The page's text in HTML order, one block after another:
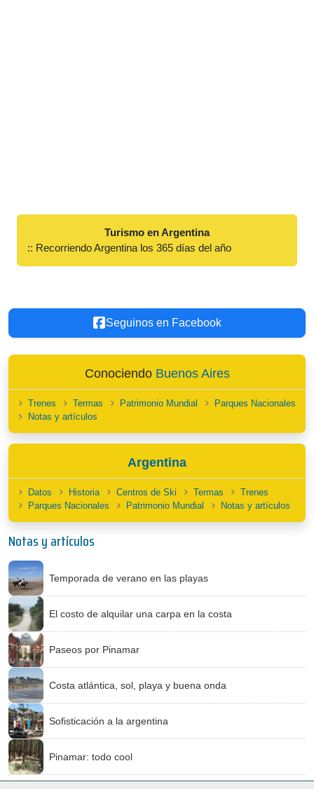
Turismo en Argentina
:: Recorriendo Argentina los 365 días del año
Seguinos en Facebook
Conociendo Buenos Aires
Trenes Termas Patrimonio Mundial
Parques Nacionales
Notas y artículos
Argentina
Datos Historia Centros de Ski Termas
Trenes
Parques Nacionales
Patrimonio Mundial Notas y artículos
Notas y artículos
Temporada de verano en las playas
El costo de alquilar una carpa en la costa
Paseos por Pinamar
Costa atlántica, sol, playa y buena onda
Sofisticación a la argentina
Pinamar: todo cool